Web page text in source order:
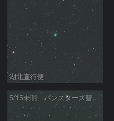
湖北直行便
5/15未明 パンスターズ彗星（C/2013 X1）